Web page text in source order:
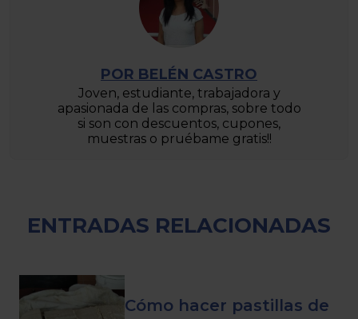
POR BELÉN CASTRO
Joven, estudiante, trabajadora y
apasionada de las compras, sobre todo
si son con descuentos, cupones,
muestras o pruébame gratis!!
ENTRADAS RELACIONADAS
Cómo hacer pastillas de